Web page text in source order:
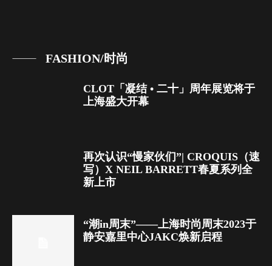
FASHION/时尚
CLOT「凝结 • 二十」周年展览将于
上海盛大开幕
再次认识“慢家伙们”| CROQUIS（速
写）X NEIL BARRETT春夏系列全
新上市
“潮in周末”——上海时尚周末2023于
静安嘉里中心JAKC焕新启程